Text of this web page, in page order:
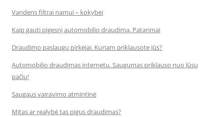
Vandens filtrai namui – kokybei
Kaip gauti pigesnį automobilio draudimą. Patarimai
Draudimo paslaugų pirkėjai. Kuriam priklausote Jūs?
Automobilio draudimas internetu. Saugumas priklauso nuo Jūsų
pačių!
Saugaus vairavimo atmintinė
Mitas ar realybė tas pigus draudimas?